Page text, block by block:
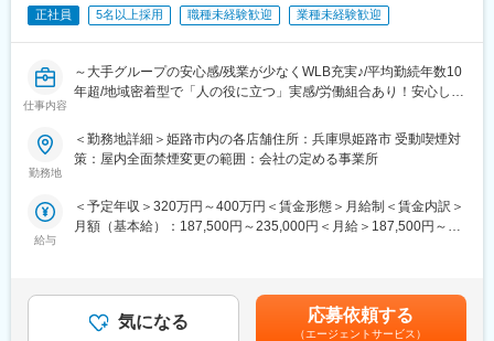
＜数字で見るレデイ薬局＞
・男女比＝5：5
・平均勤続年数：10.9年
・月平均残業時間：8.7時間
変更の範囲：会社の定める業務
「健康相談ができる身近な存在」を目指しています。
◎日々の接客を通じてお客様から直接「ありがとう」をもらえる
◎将来的には店長として、店舗・人・地域をまとめる立場を目指
せる
です。
■現場から店舗運営まで段階的に成長できる環境：
レジ・商品管理などの基礎業務からスタートし、将来的には店長
地域のお客様との距離が近く、日々の接客や相談対応を通じて、
信頼される存在として働けます。
正社員 5名以上採用 職種未経験歓迎 業種未経験歓迎
仕事内容
～大手グループの安心感/残業が少なくWLB充実♪/平均勤続年数10
年超/地域密着型で「人の役に立つ」実感/労働組合あり！安心して
■仕事内容：
まずは、レジ業務や商品管理などの基礎業務からスタートし、店
舗運営の基本を学んでいただきます。
・商品陳列・売場づくり
・発注・在庫管理
勤務地
＜勤務地詳細＞姫路市内の各店舗住所：兵庫県姫路市 受動喫煙対
策：屋内全面禁煙変更の範囲：会社の定める事業所
給与
＜予定年収＞320万円～400万円＜賃金形態＞月給制＜賃金内訳＞
月額（基本給）：187,500円～235,000円＜月給＞187,500円～
可能性があります。月給(月額)は固定手当を含めた表記です。
気になる 応募依頼する
（エージェントサービス）